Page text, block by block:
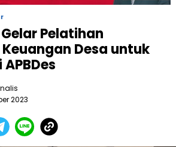
Pelatihan
Desa untuk
2023